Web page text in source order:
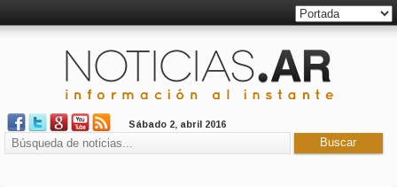
Sábado 2, abril 2016